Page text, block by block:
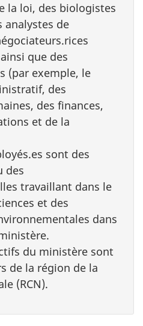
la loi, des biologistes
analystes de
que des
(par exemple, le
des
des finances,
et de la
sont des
des
travaillant dans le
et des
dans
du ministère sont
de la région de la
(RCN).